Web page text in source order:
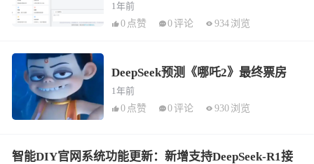
1年前
0 点赞 0评论 934 浏览
DeepSeek预测《哪吒2》最终票房
1年前
0 点赞 0评论 930 浏览
智能DIY官网系统功能更新：新增支持DeepSeek-R1接